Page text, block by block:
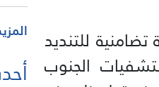
للتنديد
الجنوب